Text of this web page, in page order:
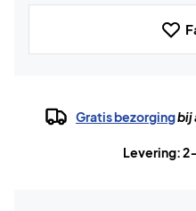
Gratis bezorgingbij
Levering: